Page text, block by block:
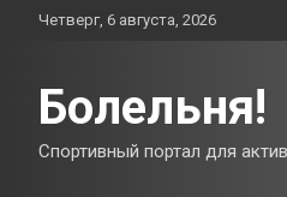
ПерейтиЧетверг, 6 августа, 2026
Болельня!
Спортивный портал для